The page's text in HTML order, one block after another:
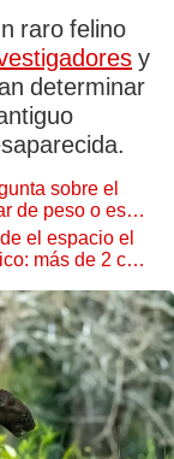
raro felino
y
determinar
sobre el
de peso o es
el espacio el
más de 2 cm